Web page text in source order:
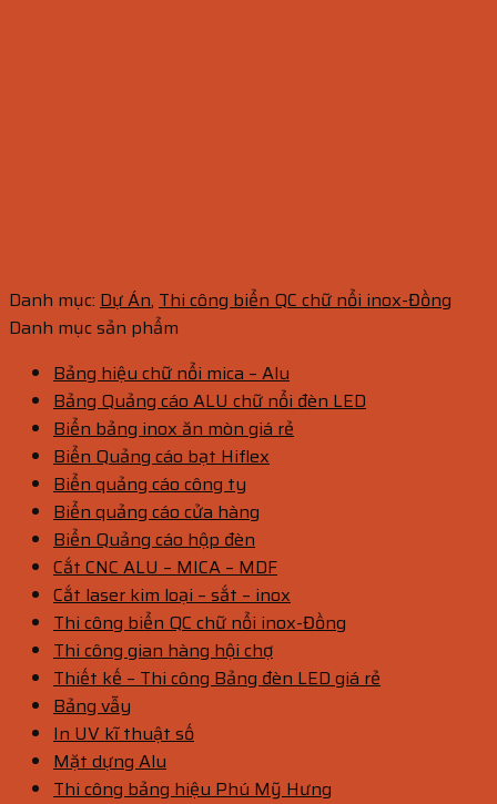
Danh mục: Dự Án, Thi công biển QC chữ nổi inox-Đồng
Danh mục sản phẩm
Bảng hiệu chữ nổi mica – Alu
Bảng Quảng cáo ALU chữ nổi đèn LED
Biển bảng inox ăn mòn giá rẻ
Biển Quảng cáo bạt Hiflex
Biển quảng cáo công ty
Biển quảng cáo cửa hàng
Biển Quảng cáo hộp đèn
Cắt CNC ALU – MICA – MDF
Cắt laser kim loại – sắt – inox
Thi công biển QC chữ nổi inox-Đồng
Thi công gian hàng hội chợ
Thiết kế – Thi công Bảng đèn LED giá rẻ
Bảng vẫy
In UV kĩ thuật số
Mặt dựng Alu
Thi công bảng hiệu Phú Mỹ Hưng